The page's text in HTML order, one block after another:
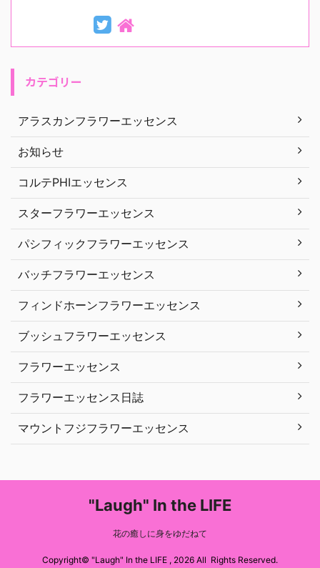
カテゴリー
アラスカンフラワーエッセンス
お知らせ
コルテPHIエッセンス
スターフラワーエッセンス
パシフィックフラワーエッセンス
バッチフラワーエッセンス
フィンドホーンフラワーエッセンス
ブッシュフラワーエッセンス
フラワーエッセンス
フラワーエッセンス日誌
マウントフジフラワーエッセンス
"Laugh" In the LIFE
花の癒しに身をゆだねて
Copyright© "Laugh" In the LIFE , 2026 All Rights Reserved.